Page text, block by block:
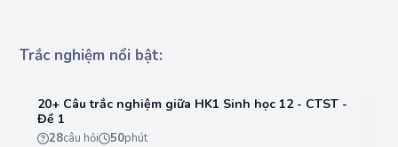
Trắc nghiệm nổi bật:
20+ Câu trắc nghiệm giữa HK1 Sinh học 12 - CTST -
Đề 1
28câu hỏi 50phút